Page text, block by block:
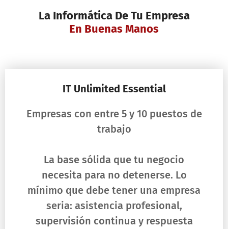
La Informática De Tu Empresa
En Buenas Manos
IT Unlimited Essential
Empresas con entre 5 y 10 puestos de
trabajo
La base sólida que tu negocio
necesita para no detenerse. Lo
mínimo que debe tener una empresa
seria: asistencia profesional,
supervisión continua y respuesta